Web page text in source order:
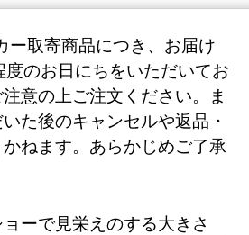
ー取寄商品につき、お届け
度のお日にちをいただいてお
意の上ご注文ください。ま
た後のキャンセルや返品・
ねます。あらかじめご了承
ーで見栄えのする大きさ